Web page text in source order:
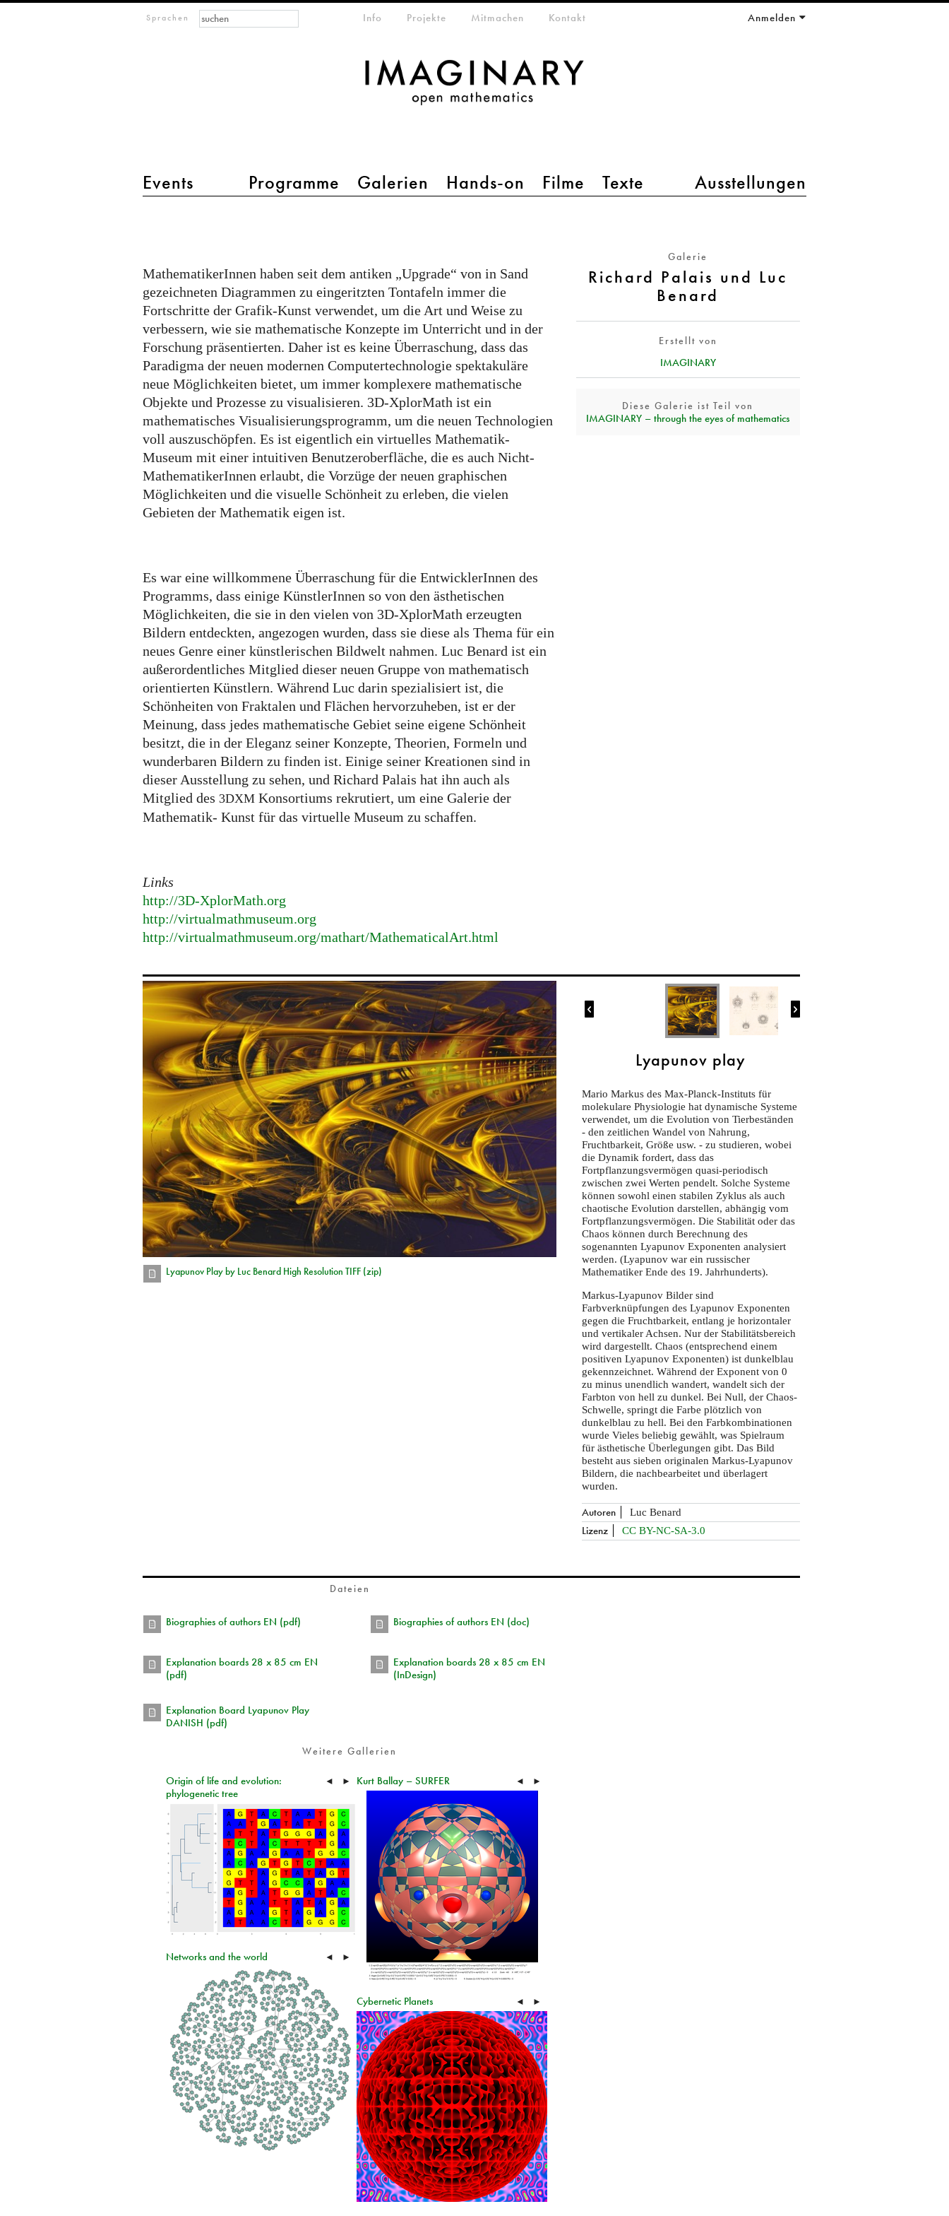
Sprachen
Hauptmenü 2
Events Programme Galerien Hands-on Filme Texte Ausstellungen
Info Projekte Mitmachen Kontakt Anmelden
Suchformular
Suche
und
Luc
Benard
Galerie
Richard Palais und Luc
Benard
Erstellt von
IMAGINARY
Diese Galerie ist Teil von
IMAGINARY – through the eyes of mathematics
MathematikerInnen haben seit dem antiken „Upgrade“ von in Sand
gezeichneten Diagrammen zu eingeritzten Tontafeln immer die
Fortschritte der Grafik-Kunst verwendet, um die Art und Weise zu
verbessern, wie sie mathematische Konzepte im Unterricht und in der
Forschung präsentierten. Daher ist es keine Überraschung, dass das
Paradigma der neuen modernen Computertechnologie spektakuläre
neue Möglichkeiten bietet, um immer komplexere mathematische
Objekte und Prozesse zu visualisieren. 3D-XplorMath ist ein
mathematisches Visualisierungsprogramm, um die neuen Technologien
voll auszuschöpfen. Es ist eigentlich ein virtuelles Mathematik-
Museum mit einer intuitiven Benutzeroberfläche, die es auch Nicht-
MathematikerInnen erlaubt, die Vorzüge der neuen graphischen
Möglichkeiten und die visuelle Schönheit zu erleben, die vielen
Gebieten der Mathematik eigen ist.
Es war eine willkommene Überraschung für die EntwicklerInnen des
Programms, dass einige KünstlerInnen so von den ästhetischen
Möglichkeiten, die sie in den vielen von 3D-XplorMath erzeugten
Bildern entdeckten, angezogen wurden, dass sie diese als Thema für ein
neues Genre einer künstlerischen Bildwelt nahmen. Luc Benard ist ein
außerordentliches Mitglied dieser neuen Gruppe von mathematisch
orientierten Künstlern. Während Luc darin spezialisiert ist, die
Schönheiten von Fraktalen und Flächen hervorzuheben, ist er der
Meinung, dass jedes mathematische Gebiet seine eigene Schönheit
besitzt, die in der Eleganz seiner Konzepte, Theorien, Formeln und
wunderbaren Bildern zu finden ist. Einige seiner Kreationen sind in
dieser Ausstellung zu sehen, und Richard Palais hat ihn auch als
Mitglied des3DXM Konsortiums rekrutiert, um eine Galerie der
Mathematik- Kunst für das virtuelle Museum zu schaffen.
Links
http://3D-XplorMath.org
http://virtualmathmuseum.org
http://virtualmathmuseum.org/mathart/MathematicalArt.html
Lyapunov Play by Luc Benard High Resolution TIFF (zip)
 
Lyapunov play
Mario Markus des Max-Planck-Instituts für
molekulare Physiologie hat dynamische Systeme
verwendet, um die Evolution von Tierbeständen
- den zeitlichen Wandel von Nahrung,
Fruchtbarkeit, Größe usw. - zu studieren, wobei
die Dynamik fordert, dass das
Fortpflanzungsvermögen quasi-periodisch
zwischen zwei Werten pendelt. Solche Systeme
können sowohl einen stabilen Zyklus als auch
chaotische Evolution darstellen, abhängig vom
Fortpflanzungsvermögen. Die Stabilität oder das
Chaos können durch Berechnung des
sogenannten Lyapunov Exponenten analysiert
werden. (Lyapunov war ein russischer
Mathematiker Ende des 19. Jahrhunderts).
Markus-Lyapunov Bilder sind
Farbverknüpfungen des Lyapunov Exponenten
gegen die Fruchtbarkeit, entlang je horizontaler
und vertikaler Achsen. Nur der Stabilitätsbereich
wird dargestellt. Chaos (entsprechend einem
positiven Lyapunov Exponenten) ist dunkelblau
gekennzeichnet. Während der Exponent von 0
zu minus unendlich wandert, wandelt sich der
Farbton von hell zu dunkel. Bei Null, der Chaos-
Schwelle, springt die Farbe plötzlich von
dunkelblau zu hell. Bei den Farbkombinationen
wurde Vieles beliebig gewählt, was Spielraum
für ästhetische Überlegungen gibt. Das Bild
besteht aus sieben originalen Markus-Lyapunov
Bildern, die nachbearbeitet und überlagert
wurden.
Autoren Luc Benard
Lizenz CC BY-NC-SA-3.0
Dateien
Biographies of authors EN (pdf) Biographies of authors EN (doc)
Explanation boards 28 x 85 cm EN
(pdf)
Explanation boards 28 x 85 cm EN
(InDesign)
Explanation Board Lyapunov Play
DANISH (pdf)
Weitere Gallerien
Origin of life and evolution:
phylogenetic tree
◄ ► Kurt Ballay – SURFER ◄ ►
Networks and the world ◄ ►
Cybernetic Planets ◄ ►